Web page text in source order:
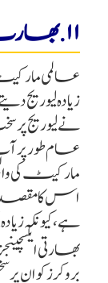
۱۱. بھارت میں لیوریج کے قواعد
نے لیوریج
عام طور پر
مارکیٹ کی
اس کا مقصد
ہے، کیونکہ
بھارتی
بروکرز کو ان